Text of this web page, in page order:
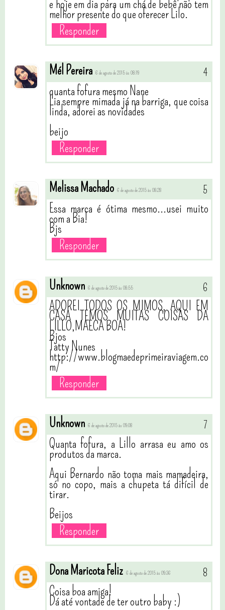
e hoje em dia para um chá de bebê não tem
melhor presente do que oferecer Lilo.
Responder
Mél Pereira 6 de agosto de 2015 às 08:19
quanta fofura mesmo Nane
Lia sempre mimada já na barriga, que coisa
linda, adorei as novidades
beijo
Responder
Melissa Machado 6 de agosto de 2015 às 08:28
Essa marca é ótima mesmo...usei muito
com a Bia!
Bjs
Responder
Unknown 6 de agosto de 2015 às 08:55
ADOREI TODOS OS MIMOS, AQUI EM
CASA TEMOS MUITAS COISAS DA
LILLO,MAECA BOA!
Bjos
Tatty Nunes
http://www.blogmaedeprimeiraviagem.co
m/
Responder
Unknown 6 de agosto de 2015 às 09:08
Quanta fofura, a Lillo arrasa eu amo os
produtos da marca.
Aqui Bernardo não toma mais mamadeira,
só no copo, mais a chupeta tá difícil de
tirar.
Beijos
Responder
Dona Maricota Feliz 6 de agosto de 2015 às 09:36
Coisa boa amiga!
Dá até vontade de ter outro baby :)